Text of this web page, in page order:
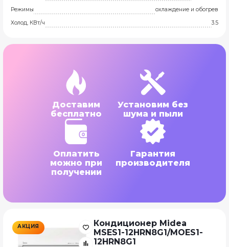
Режимы
охлаждение и обогрев
Холод, КВт/ч
3.5
Доставим
бесплатно
Установим без
шума и пыли
Оплатить
можно при
получении
Гарантия
производителя
АКЦИЯ
Кондиционер Midea
MSES1-12HRN8G1/MOES1-
12HRN8G1